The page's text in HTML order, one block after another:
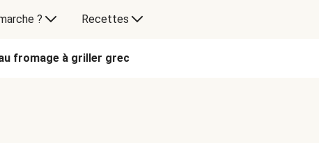
? Recettes
fromage à griller grec